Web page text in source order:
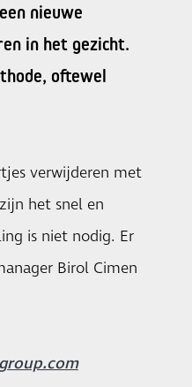
nieuwe
in het gezicht.
oftewel
verwijderen met
het snel en
is niet nodig. Er
Birol Cimen